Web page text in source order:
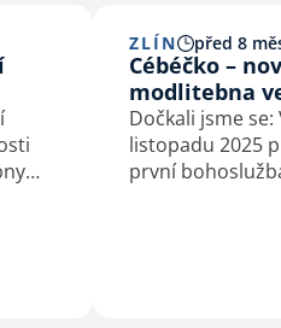
ZLÍN před 8
Cébéčko –
modlitebna
Dočkali jsme se:
listopadu 2025
první